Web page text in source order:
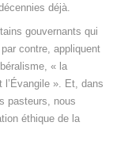
déjà.
gouvernants qui
contre, appliquent
« la
l’Évangile ». Et, dans
pasteurs, nous
éthique de la